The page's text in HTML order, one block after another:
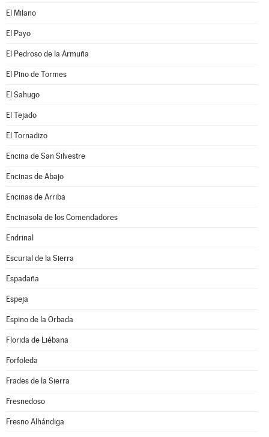
El Milano
El Payo
El Pedroso de la Armuña
El Pino de Tormes
El Sahugo
El Tejado
El Tornadizo
Encina de San Silvestre
Encinas de Abajo
Encinas de Arriba
Encinasola de los Comendadores
Endrinal
Escurial de la Sierra
Espadaña
Espeja
Espino de la Orbada
Florida de Liébana
Forfoleda
Frades de la Sierra
Fresnedoso
Fresno Alhándiga